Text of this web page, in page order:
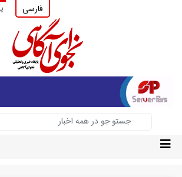
فارسی